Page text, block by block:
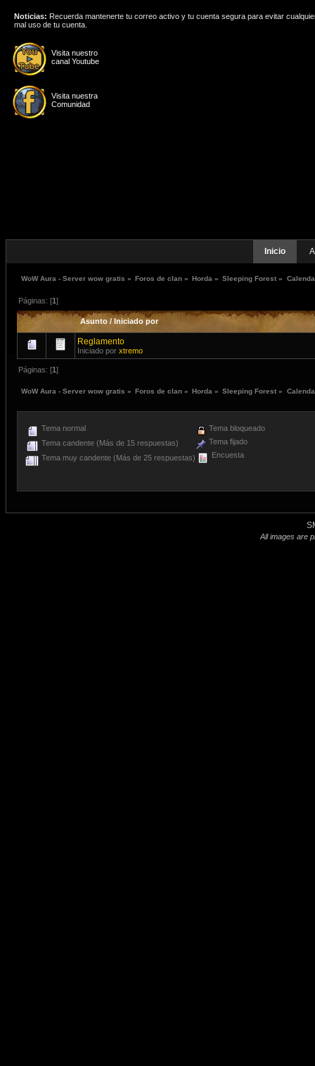
Visita nuestro
canal Youtube
Visita nuestra
Comunidad
Noticias: Recuerda mantenerte tu correo activo y tu cuenta segura para evitar
mal uso de tu cuenta.
Inicio
WoW Aura - Server wow gratis » Foros de clan » Horda » Sleeping Forest »
Páginas: [1]
Asunto/ Iniciado por
Reglamento
Iniciado por xtremo
Páginas: [1]
WoW Aura - Server wow gratis » Foros de clan » Horda » Sleeping Forest »
Tema normal
Tema candente (Más de 15 respuestas)
Tema muy candente (Más de 25 respuestas)
Tema bloqueado
Tema fijado
Encuesta
All images are